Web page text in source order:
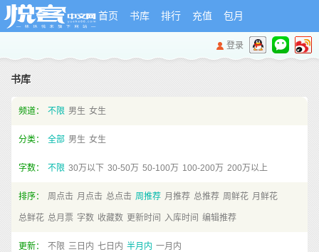
首页 书库 排行 充值 包月
登录
书库
频道： 不限 男生 女生
分类： 全部 男生 女生
字数： 不限 30万以下 30-50万 50-100万 100-200万 200万以上
排序： 周点击 月点击 总点击 周推荐 月推荐 总推荐 周鲜花 月鲜花
总鲜花 总月票 字数 收藏数 更新时间 入库时间 编辑推荐
更新： 不限 三日内 七日内 半月内 一月内